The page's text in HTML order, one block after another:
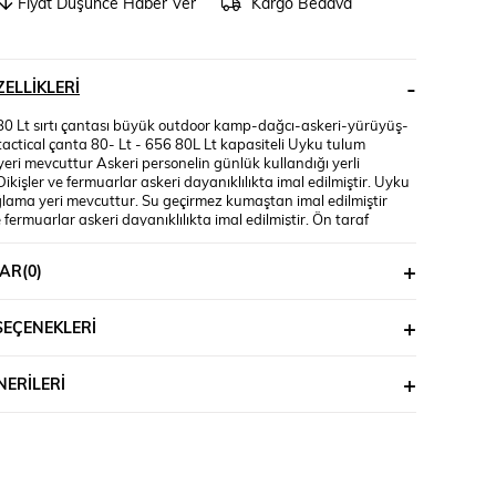
Lt sırtı çantası büyük outdoor kamp-dağcı-askeri-yürüyüş-
çanta 80- Lt - 656 80L Lt kapasiteli Uyku tulum
mevcuttur Askeri personelin günlük kullandığı yerli
ve fermuarlar askeri dayanıklılıkta imal edilmiştir. Uyku
yeri mevcuttur. Su geçirmez kumaştan imal edilmiştir
fermuarlar askeri dayanıklılıkta imal edilmiştir. Ön taraf
kullanabilir. Ergonomik ve şık tasarım BİKATEX 80 Lt sırtı
Çantası usta terzilerimiz tarafından dikilmektedir. BİKATEX
çantası büyük outdoor kamp-dağcı-askeri-yürüyüş-Seyahat-
Lt sırtı çantası büyük outdoor kamp-dağcı-askeri-yürüyüş-
çanta 80- Lt Askeri, çalışma, Yürüyüş, Tırmanma,
(0)